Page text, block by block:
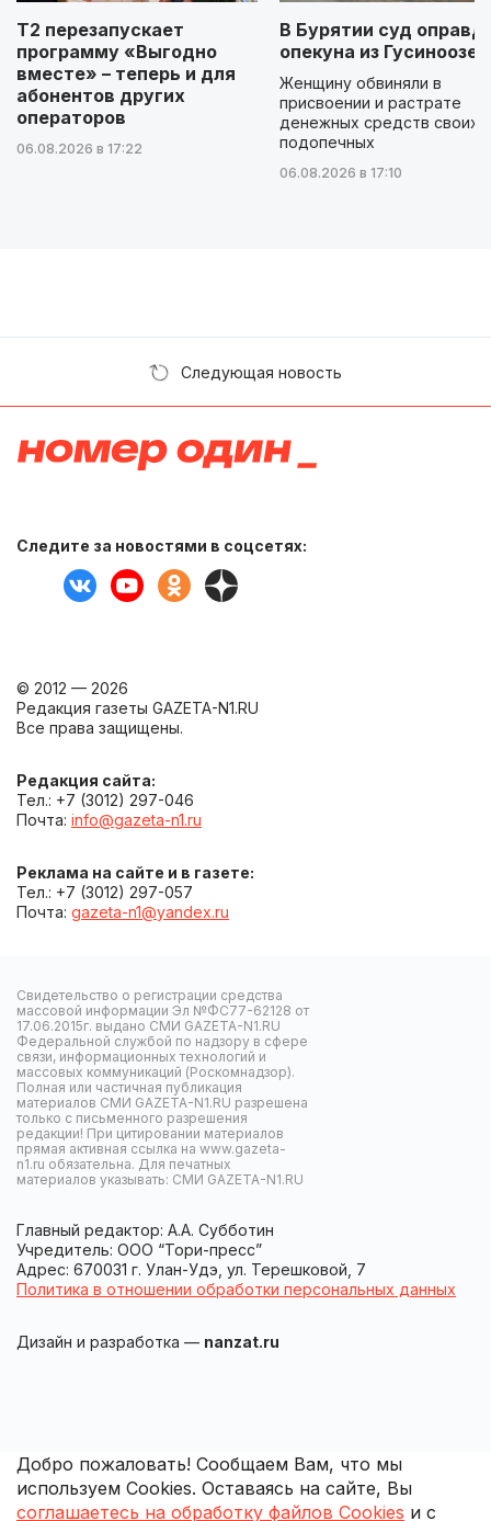
Т2 перезапускает
программу «Выгодно
вместе» – теперь и для
абонентов других
операторов
06.08.2026 в 17:22
В Бурятии суд
опекуна из
Женщину обвиняли в
присвоении и растрате
денежных средств своих
подопечных
06.08.2026 в 17:10
Следующая новость
Следите за новостями в соцсетях:
© 2012 — 2026
Редакция газеты GAZETA-N1.RU
Все права защищены.
Редакция сайта:
Тел.: +7 (3012) 297-046
Почта: info@gazeta-n1.ru
Реклама на сайте и в газете:
Тел.: +7 (3012) 297-057
Почта: gazeta-n1@yandex.ru
Свидетельство о регистрации средства
массовой информации Эл №ФС77-62128 от
17.06.2015г. выдано СМИ GAZETA-N1.RU
Федеральной службой по надзору в сфере
связи, информационных технологий и
массовых коммуникаций (Роскомнадзор).
Полная или частичная публикация
материалов СМИ GAZETA-N1.RU разрешена
только с письменного разрешения
редакции! При цитировании материалов
прямая активная ссылка на www.gazeta-
n1.ru обязательна. Для печатных
материалов указывать: СМИ GAZETA-N1.RU
Главный редактор: А.А. Субботин
Учредитель: ООО “Тори-пресс”
Адрес: 670031 г. Улан-Удэ, ул. Терешковой, 7
Политика в отношении обработки персональных данных
Дизайн и разработка — nanzat.ru
Добро пожаловать! Сообщаем Вам, что мы
используем Cookies. Оставаясь на сайте, Вы
соглашаетесь на обработку файлов Cookies и с